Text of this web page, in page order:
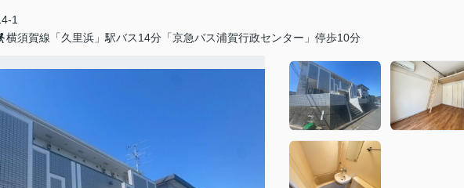
1
横須賀線「久里浜」駅バス14分「京急バス浦賀行政センター」停歩10分